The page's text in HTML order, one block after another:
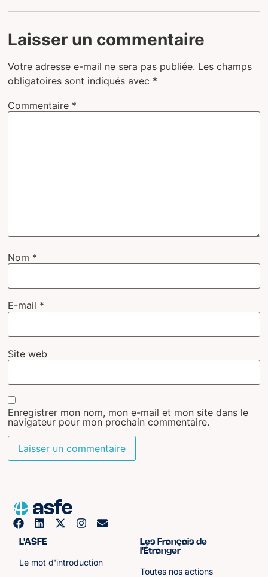
Laisser un commentaire
Votre adresse e-mail ne sera pas publiée. Les champs
obligatoires sont indiqués avec *
Commentaire *
Nom *
E-mail *
Site web
Enregistrer mon nom, mon e-mail et mon site dans le
navigateur pour mon prochain commentaire.
L'ASFE
Le mot d'introduction
Les Français de
l'Étranger
Toutes nos actions